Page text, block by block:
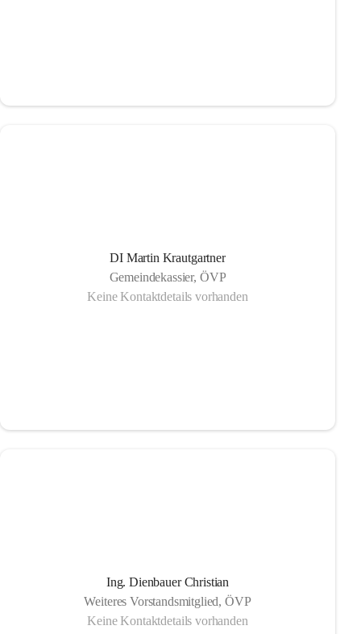
DI Martin Krautgartner
Gemeindekassier, ÖVP
Keine Kontaktdetails vorhanden
Ing. Dienbauer Christian
Weiteres Vorstandsmitglied, ÖVP
Keine Kontaktdetails vorhanden